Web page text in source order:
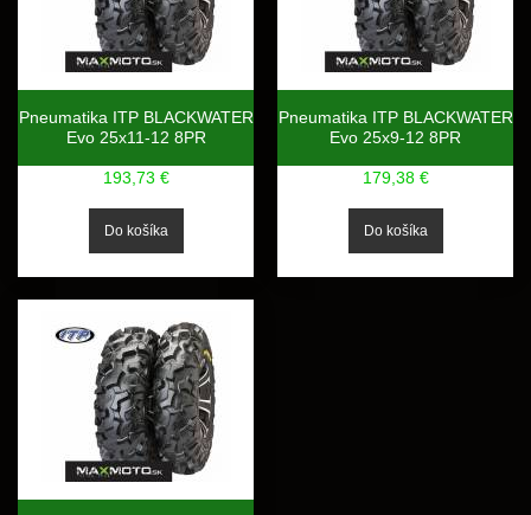
Pneumatika ITP BLACKWATER
Evo 25x11-12 8PR
193,73 €
Pneumatika ITP BLACKWATER
Evo 25x9-12 8PR
179,38 €